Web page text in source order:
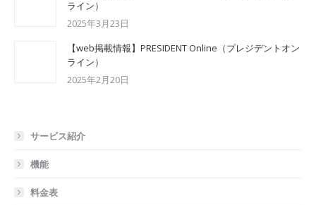
ライン）
2025年3月23日
【web掲載情報】PRESIDENT Online（プレジデントオン
ライン）
2025年2月20日
サービス紹介
機能
料金表